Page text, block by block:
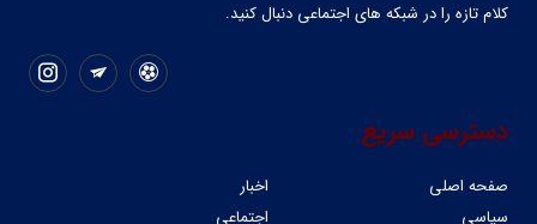
کلام تازه را در شبکه ‌های اجتماعی دنبال کنید.
دسترسی سریع
صفحه اصلی
اخبار
سیاسی
اجتماعی